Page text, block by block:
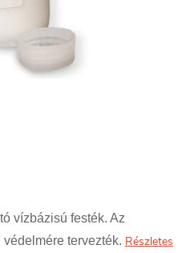
vízbázisú festék. Az
tervezték. Részletes